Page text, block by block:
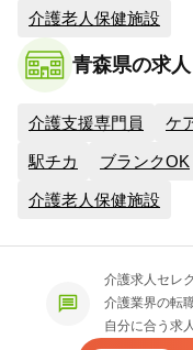
介護老人保健施設
青森県の求人
介護支援専門員 ケ
駅チカ ブランクOK
介護老人保健施設
介護求人セレ
介護業界の転
自分に合う求